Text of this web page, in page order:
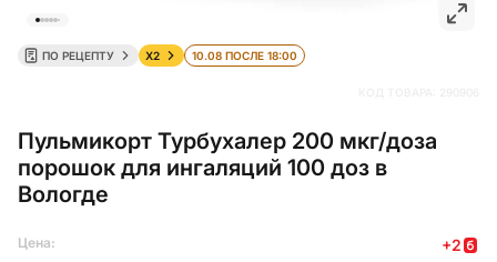
Пульмикорт Турбухалер 200 мкг/доза
порошок для ингаляций 100 доз в
Вологде
ПО РЕЦЕПТУ X2 10.08 ПОСЛЕ 18:00
Цена: +2